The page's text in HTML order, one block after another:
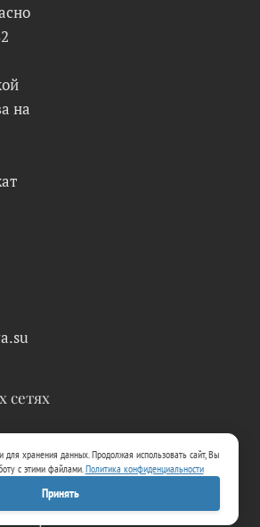
на
сетях
библиотека.
для хранения данных. Продолжая использовать сайт, Вы
с этими файлами.Политика конфиденциальности
Принять